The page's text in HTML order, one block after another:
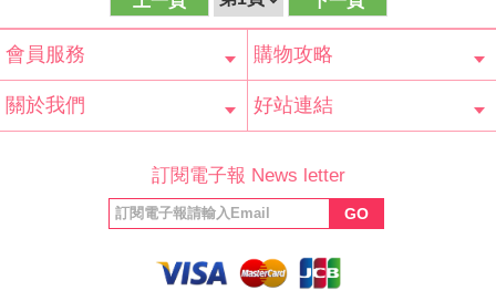
會員服務
會員辨法
客服信箱
隱私條款
網站導覽
購物攻略
常見問題
購物說明
訂單查詢
關於我們 好站連結
福利協會
絲專頁
訂閱電子報 News letter
GO